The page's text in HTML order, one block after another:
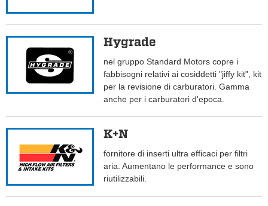
Hygrade
nel gruppo Standard Motors copre i
fabbisogni relativi ai cosiddetti "jiffy kit", kit
per la revisione di carburatori. Gamma
anche per i carburatori d'epoca.
K+N
fornitore di inserti ultra efficaci per filtri
aria. Aumentano le performance e sono
riutilizzabili.